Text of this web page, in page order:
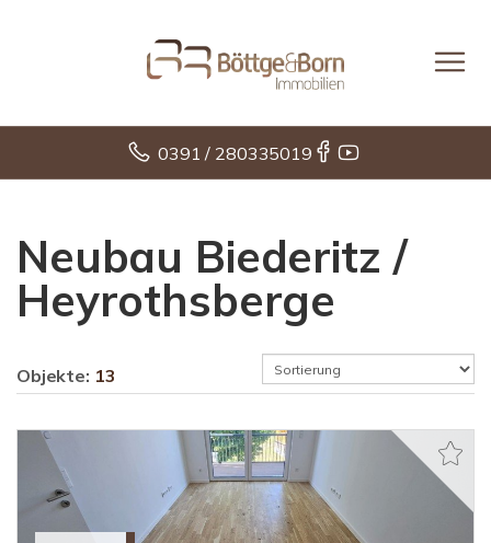
0391 / 280335019
Neubau Biederitz /
Heyrothsberge
Objekte: 13